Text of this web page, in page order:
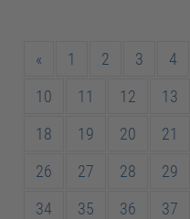
« 1 2 3 4
10
11 12 13
18
19 20 21
26
27 28 29
34
35 36 37